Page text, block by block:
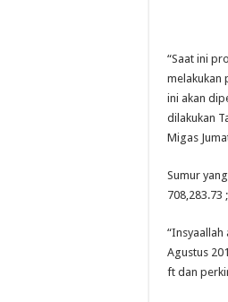
“Saat ini
melakukan
ini akan
dilakukan
Migas
Sumur
708,283.73
Agustus
ft dan